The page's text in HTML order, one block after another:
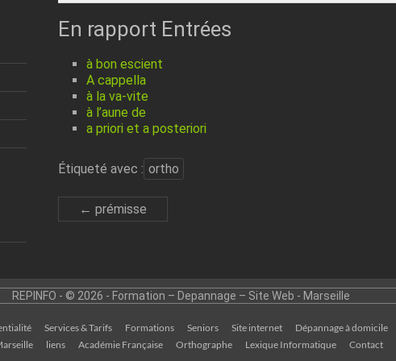
En rapport Entrées
à bon escient
A cappella
à la va-vite
à l’aune de
a priori et a posteriori
Étiqueté avec : ortho
← prémisse
REPINFO - © 2026 - Formation – Depannage – Site Web - Marseille
Services & Tarifs Formations Seniors Site internet Dépannage à domicile
liens Académie Française Orthographe Lexique Informatique Contact